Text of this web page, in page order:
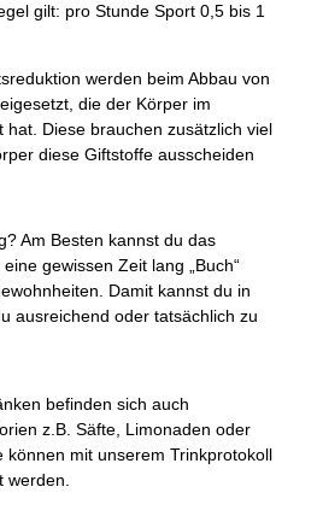
gilt: pro Stunde Sport 0,5 bis 1
werden beim Abbau von
die der Körper im
hat. Diese brauchen zusätzlich viel
diese Giftstoffe ausscheiden
Am Besten kannst du das
gewissen Zeit lang „Buch“
Damit kannst du in
ausreichend oder tatsächlich zu
befinden sich auch
z.B. Säfte, Limonaden oder
können mit unserem Trinkprotokoll
werden.